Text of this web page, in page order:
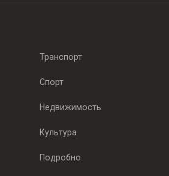
Транспорт
Спорт
Недвижимость
Культура
Подробно